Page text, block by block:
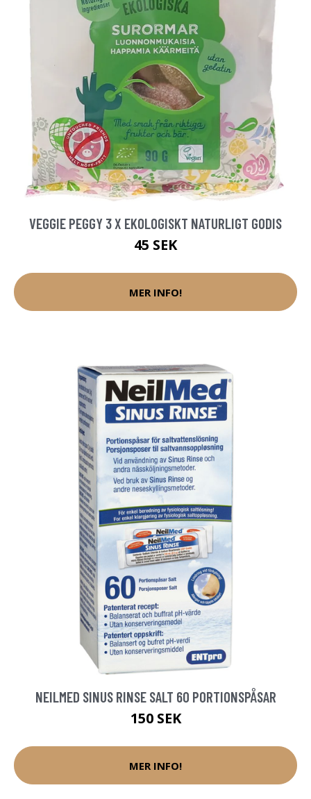
VEGGIE PEGGY 3 X EKOLOGISKT NATURLIGT GODIS
45 SEK
MER INFO!
NEILMED SINUS RINSE SALT 60 PORTIONSPÅSAR
150 SEK
MER INFO!